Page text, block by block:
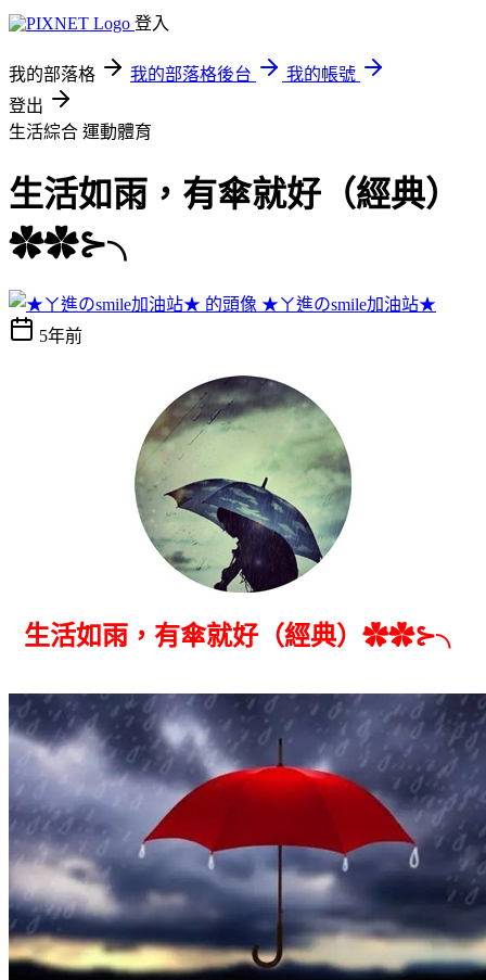
登入
我的部落格 我的部落格後台
我的帳號
登出
生活綜合 運動體育
生活如雨，有傘就好（經典）
✿✿⊱╮
★ㄚ進のsmile加油站★
5年前
生活如雨，有傘就好（經典）✿✿⊱╮